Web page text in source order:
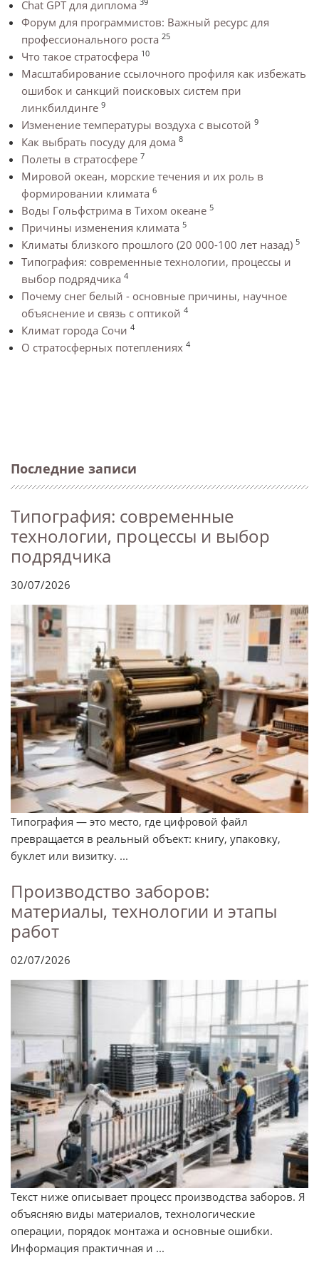
Chat GPT для диплома
Форум для программистов: Важный ресурс для
профессионального роста 25
Что такое стратосфера 10
Масштабирование ссылочного профиля как избежать
ошибок и санкций поисковых систем при
линкбилдинге 9
Изменение температуры воздуха с высотой 9
Как выбрать посуду для дома 8
Полеты в стратосфере 7
Мировой океан, морские течения и их роль в
формировании климата 6
Воды Гольфстрима в Тихом океане 5
Причины изменения климата 5
Климаты близкого прошлого (20 000-100 лет назад) 5
Типография: современные технологии, процессы и
выбор подрядчика 4
Почему снег белый - основные причины, научное
объяснение и связь с оптикой 4
Климат города Сочи 4
О стратосферных потеплениях 4
Последние записи
Типография: современные
технологии, процессы и выбор
подрядчика
30/07/2026
Типография — это место, где цифровой файл
превращается в реальный объект: книгу, упаковку,
буклет или визитку. ...
Производство заборов:
материалы, технологии и этапы
работ
02/07/2026
Текст ниже описывает процесс производства заборов. Я
объясняю виды материалов, технологические
операции, порядок монтажа и основные ошибки.
Информация практичная и ...